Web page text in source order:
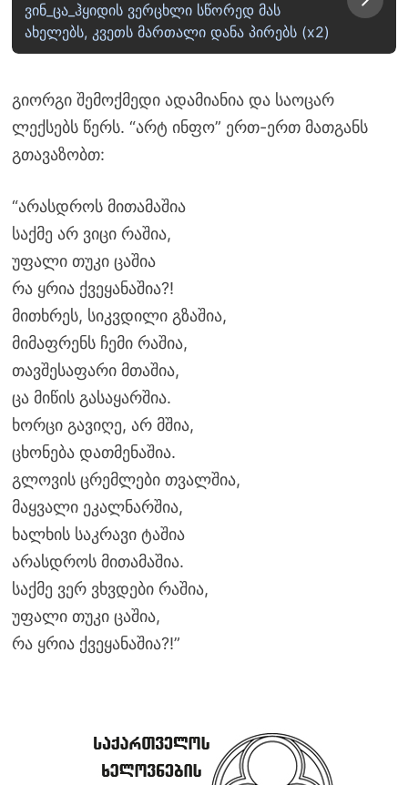
ვინ_ცა_ჰყიდის ვერცხლი სწორედ მას
ახელებს, კვეთს მართალი დანა პირებს (x2)
გიორგი შემოქმედი ადამიანია და საოცარ
ლექსებს წერს. “არტ ინფო” ერთ-ერთ მათგანს
გთავაზობთ:
“არასდროს მითამაშია
საქმე არ ვიცი რაშია,
უფალი თუკი ცაშია
რა ყრია ქვეყანაშია?!
მითხრეს, სიკვდილი გზაშია,
მიმაფრენს ჩემი რაშია,
თავშესაფარი მთაშია,
ცა მიწის გასაყარშია.
ხორცი გავიღე, არ მშია,
ცხონება დათმენაშია.
გლოვის ცრემლები თვალშია,
მაყვალი ეკალნარშია,
ხალხის საკრავი ტაშია
არასდროს მითამაშია.
საქმე ვერ ვხვდები რაშია,
უფალი თუკი ცაშია,
რა ყრია ქვეყანაშია?!”